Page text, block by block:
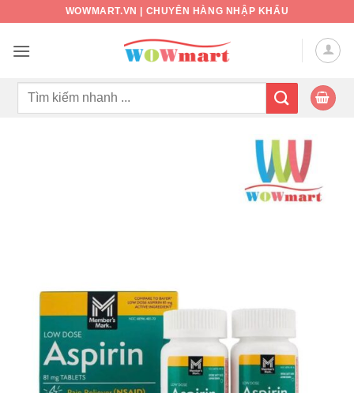
nội
WOWMART.VN | CHUYÊN HÀNG NHẬP KHẨU
Tìm